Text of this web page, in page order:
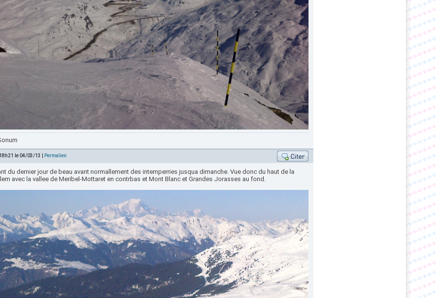
le 04/03/13 | Permalien
du dernier jour de beau avant normallement des intemperries jusqua dimanche. Vue donc du haut de la
avec la vallee de Meribel-Mottaret en contrbas et Mont Blanc et Grandes Jorasses au fond.